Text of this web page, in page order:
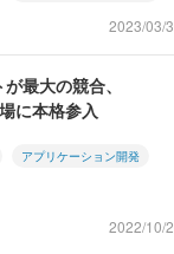
2023/03/
最大の競合、
に本格参入
アプリケーション開発
2022/10/